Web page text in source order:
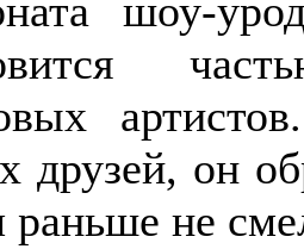
шоу-
друзей, он
раньше не